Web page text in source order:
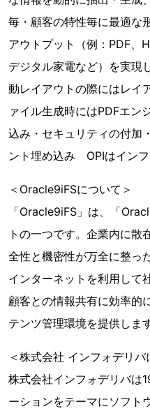
毎・顧客の特性毎に最適な
アウトプット（例：PDF、
デジタル家電など）を実現
動レイアウトの際にはレイ
ァイル生成時にはPDFエン
込み・セキュリティの付加
ント埋め込み OPIはインフ
＜Oracle9iFSについて＞
「Oracle9iFS」は、「
トの一つです。企業内に散
全性と機密性が万全に整っ
インターネットを利用して
顧客との情報共有に効率的
テンツ管理環境を提供します
＜株式会社 インフォデリバ
株式会社インフォデリバは
ーションをテーマにソフト